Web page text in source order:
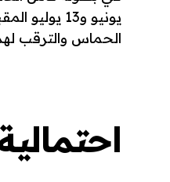
الحماس والترقب